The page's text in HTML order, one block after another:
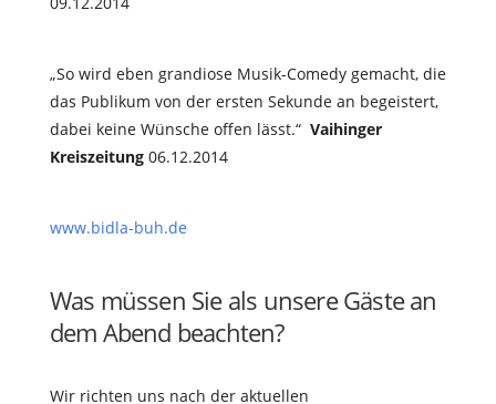
„So wird eben grandiose Musik-Comedy gemacht, die
das Publikum von der ersten Sekunde an begeistert,
dabei keine Wünsche offen lässt.“ Vaihinger
Kreiszeitung06.12.2014
www.bidla-buh.de
Was müssen Sie als unsere Gäste an
dem Abend beachten?
Wir richten uns nach der aktuellen